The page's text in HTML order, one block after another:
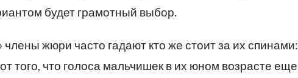
будет грамотный выбор.
члены жюри часто гадают кто же стоит за их спинами:
того, что голоса мальчишек в их юном возрасте еще